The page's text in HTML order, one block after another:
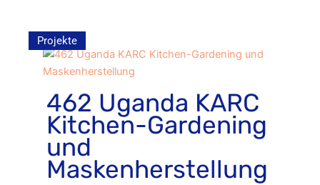
Projekte
462 Uganda KARC
Kitchen-Gardening
und
Maskenherstellung